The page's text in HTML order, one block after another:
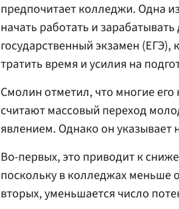
предпочитает колледжи. Одна
начать работать и
государственный экзамен
тратить время и усилия на
Смолин отметил, что многие
считают массовый переход
явлением. Однако он указывает
Во-первых, это приводит к
поскольку в колледжах меньше
вторых, уменьшается число